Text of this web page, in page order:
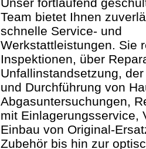
Team bietet Ihnen
schnelle Service- und
Werkstattleistungen. Sie
Inspektionen, über
Unfallinstandsetzung,
und Durchführung von
Abgasuntersuchungen,
mit Einlagerungsservice,
Einbau von Original-
Zubehör bis hin zur